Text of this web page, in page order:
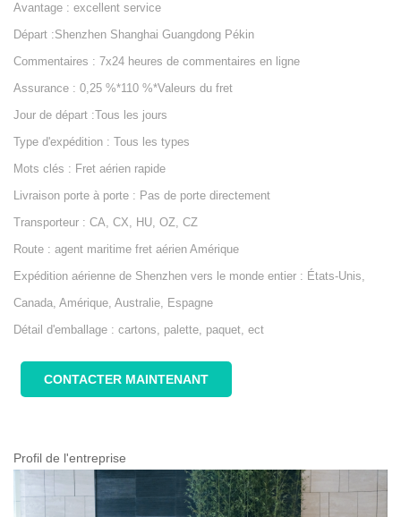
Avantage : excellent service
Départ :Shenzhen Shanghai Guangdong Pékin
Commentaires : 7x24 heures de commentaires en ligne
Assurance : 0,25 %*110 %*Valeurs du fret
Jour de départ :Tous les jours
Type d'expédition : Tous les types
Mots clés : Fret aérien rapide
Livraison porte à porte : Pas de porte directement
Transporteur : CA, CX, HU, OZ, CZ
Route : agent maritime fret aérien Amérique
Expédition aérienne de Shenzhen vers le monde entier : États-Unis,
Canada, Amérique, Australie, Espagne
Détail d'emballage : cartons, palette, paquet, ect
CONTACTER MAINTENANT
Profil de l'entreprise